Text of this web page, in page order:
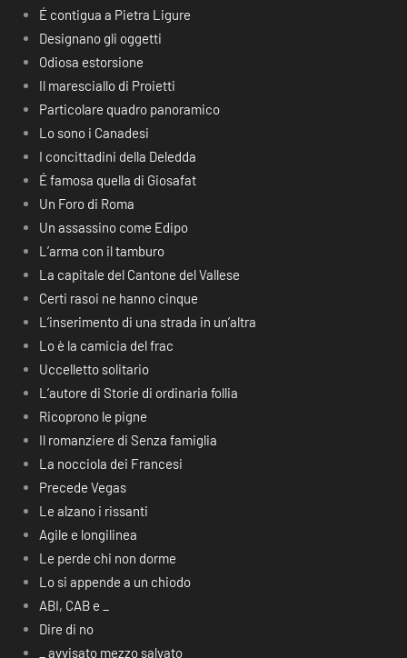
É contigua a Pietra Ligure
Designano gli oggetti
Odiosa estorsione
Il maresciallo di Proietti
Particolare quadro panoramico
Lo sono i Canadesi
I concittadini della Deledda
É famosa quella di Giosafat
Un Foro di Roma
Un assassino come Edipo
L’arma con il tamburo
La capitale del Cantone del Vallese
Certi rasoi ne hanno cinque
L’inserimento di una strada in un’altra
Lo è la camicia del frac
Uccelletto solitario
L’autore di Storie di ordinaria follia
Ricoprono le pigne
Il romanziere di Senza famiglia
La nocciola dei Francesi
Precede Vegas
Le alzano i rissanti
Agile e longilinea
Le perde chi non dorme
Lo si appende a un chiodo
ABI, CAB e _
Dire di no
_ avvisato mezzo salvato